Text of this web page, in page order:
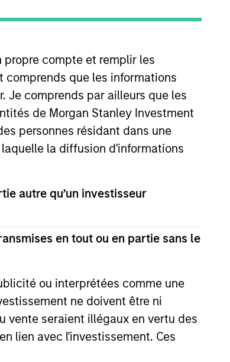
propre compte et remplir les
comprends que les informations
Je comprends par ailleurs que les
de Morgan Stanley Investment
personnes résidant dans une
la diffusion d'informations
autre qu’un investisseur
en tout ou en partie sans le
ou interprétées comme une
ne doivent être ni
vente seraient illégaux en vertu des
lien avec l'investissement. Ces